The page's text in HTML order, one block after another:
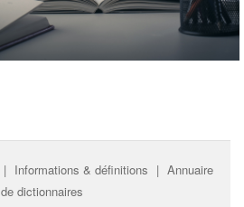
| Informations & définitions | Annuaire
de dictionnaires